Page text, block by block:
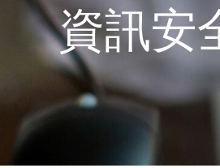
資訊安